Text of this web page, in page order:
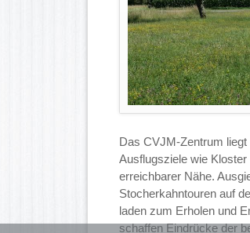
Das CVJM-Zentrum
Ausflugsziele wie
erreichbarer Nähe.
Stocherkahntouren auf
laden zum Erholen und
schaffen Eindrücke der